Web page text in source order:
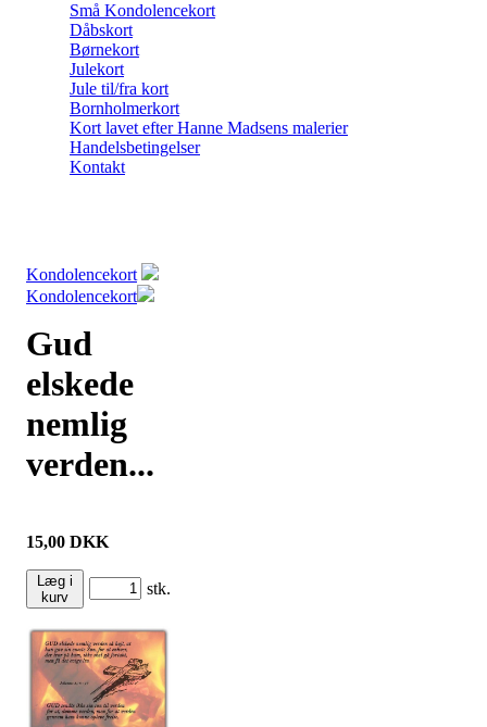
Små Kondolencekort
Dåbskort
Børnekort
Julekort
Jule til/fra kort
Bornholmerkort
Kort lavet efter Hanne Madsens malerier
Handelsbetingelser
Kontakt
Kondolencekort
Kondolencekort
Gud
elskede
nemlig
verden...
15,00 DKK
Læg i
kurv
stk.